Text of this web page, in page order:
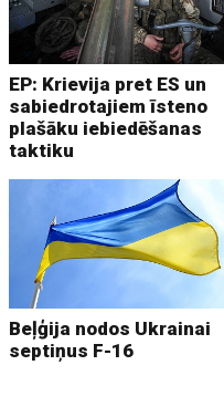
EP: Krievija pret ES un
sabiedrotajiem īsteno
plašāku iebiedēšanas
taktiku
Beļģija nodos Ukrainai
septiņus F-16